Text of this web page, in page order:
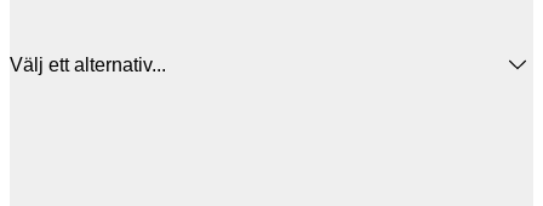
Välj ett alternativ...